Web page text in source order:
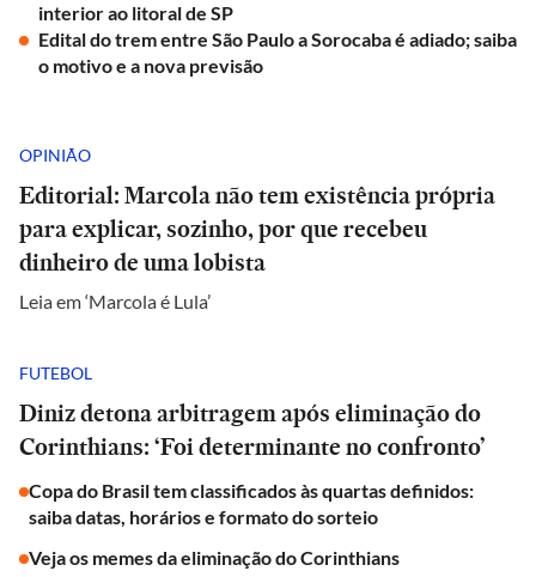
interior ao litoral de SP
Edital do trem entre São Paulo a Sorocaba é adiado; saiba
o motivo e a nova previsão
OPINIÃO
Editorial: Marcola não tem existência própria
para explicar, sozinho, por que recebeu
dinheiro de uma lobista
Leia em ‘Marcola é Lula’
FUTEBOL
Diniz detona arbitragem após eliminação do
Corinthians: ‘Foi determinante no confronto’
Copa do Brasil tem classificados às quartas definidos:
saiba datas, horários e formato do sorteio
Veja os memes da eliminação do Corinthians